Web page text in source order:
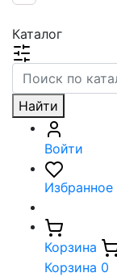
Каталог
Найти
Войти
Избранное
Корзина
Корзина 0